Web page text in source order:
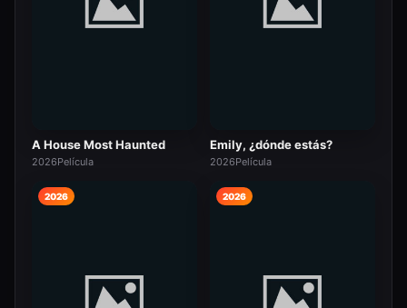
A House Most Haunted
2026Película
Emily, ¿dónde estás?
2026Película
2026 2026